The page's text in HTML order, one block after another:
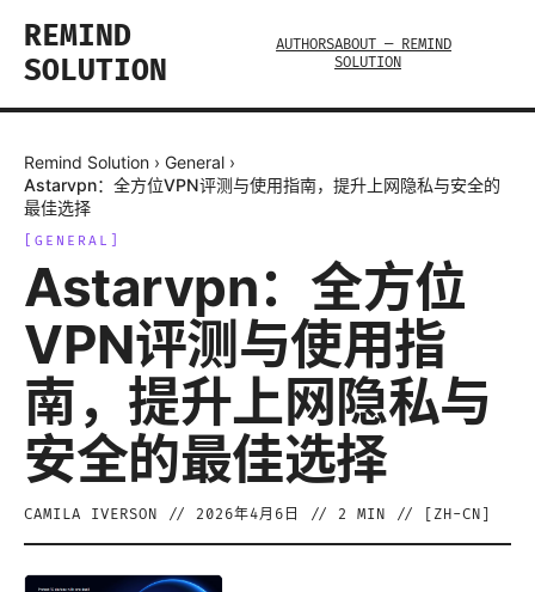
REMIND
SOLUTION
AUTHORSABOUT — REMIND
SOLUTION
Remind Solution › General ›
Astarvpn：全方位VPN评测与使用指南，提升上网隐私与安全的
最佳选择
GENERAL
Astarvpn：全方位
VPN评测与使用指
南，提升上网隐私与
安全的最佳选择
CAMILA IVERSON // 2026年4月6日 // 2 MIN // [ ZH-CN